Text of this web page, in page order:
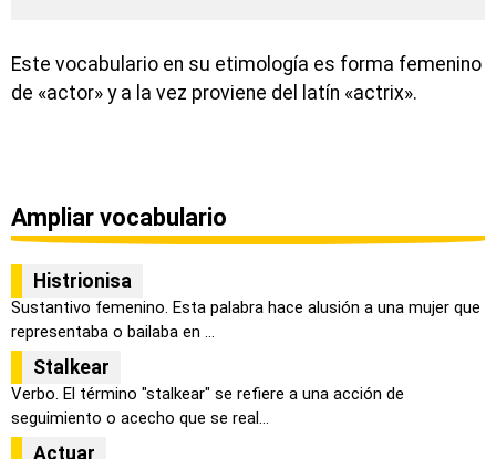
Este vocabulario en su etimología es forma femenino
de «actor» y a la vez proviene del latín «actrix».
Ampliar vocabulario
Histrionisa
Sustantivo femenino. Esta palabra hace alusión a una mujer que
representaba o bailaba en ...
Stalkear
Verbo. El término "stalkear" se refiere a una acción de
seguimiento o acecho que se real...
Actuar